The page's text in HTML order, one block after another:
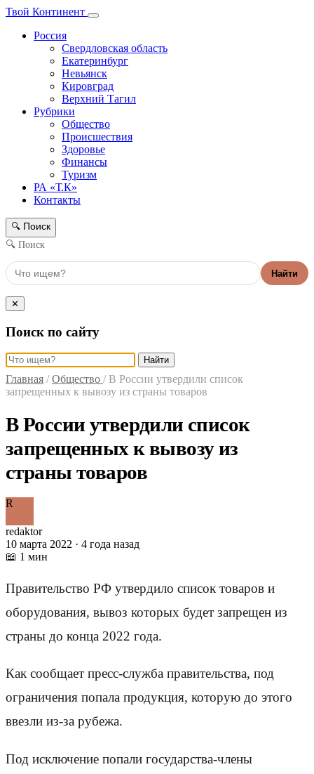
Твой Континент
Россия
Свердловская область
Екатеринбург
Невьянск
Кировград
Верхний Тагил
Рубрики
Общество
Происшествия
Здоровье
Финансы
Туризм
РА «Т.К»
Контакты
🔍 Поиск
🔍 Поиск
Найти
✕
Поиск по сайту
Найти
Главная / Общество / В России утвердили список
запрещенных к вывозу из страны товаров
В России утвердили список
запрещенных к вывозу из
страны товаров
R
redaktor
10 марта 2022 · 4 года назад
📖 1 мин
Правительство РФ утвердило список товаров и
оборудования, вывоз которых будет запрещен из
страны до конца 2022 года.
Как сообщает пресс-служба правительства, под
ограничения попала продукция, которую до этого
ввезли из-за рубежа.
Под исключение попали государства-члены